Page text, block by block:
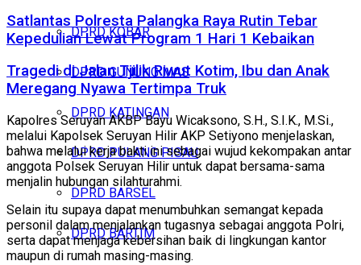
DPRD KOBAR
DPRD GUNUNG MAS
DPRD KATINGAN
DPRD PULANG PISAU
DPRD BARSEL
DPRD BARTIM
Satlantas Polresta Palangka Raya Rutin Tebar
Kepedulian Lewat Program 1 Hari 1 Kebaikan
Tragedi di Jalan Tjilik Riwut Kotim, Ibu dan Anak
Meregang Nyawa Tertimpa Truk
Kapolres Seruyan AKBP Bayu Wicaksono, S.H., S.I.K., M.Si.,
melalui Kapolsek Seruyan Hilir AKP Setiyono menjelaskan,
bahwa melalui kerja bakti ini sebagai wujud kekompakan antar
anggota Polsek Seruyan Hilir untuk dapat bersama-sama
menjalin hubungan silahturahmi.
Selain itu supaya dapat menumbuhkan semangat kepada
personil dalam menjalankan tugasnya sebagai anggota Polri,
serta dapat menjaga kebersihan baik di lingkungan kantor
maupun di rumah masing-masing.